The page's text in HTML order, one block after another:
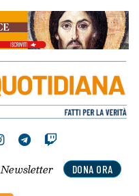
DONA ORA
Newsletter